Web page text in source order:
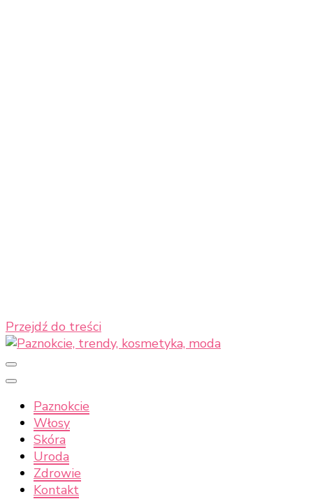
Przejdź do treści
Paznokcie, trendy,
kosmetyka, moda
Paznokcie
Włosy
Skóra
Uroda
Zdrowie
Kontakt